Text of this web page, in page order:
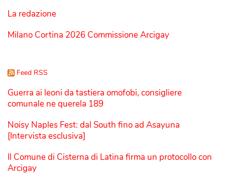
La redazione
Milano Cortina 2026 Commissione Arcigay
Feed RSS
Guerra ai leoni da tastiera omofobi, consigliere
comunale ne querela 189
Noisy Naples Fest: dal South fino ad Asayuna
[Intervista esclusiva]
Il Comune di Cisterna di Latina firma un protocollo con
Arcigay